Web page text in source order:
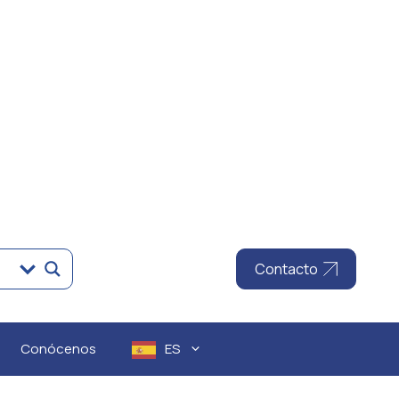
Contacto
Conócenos ES